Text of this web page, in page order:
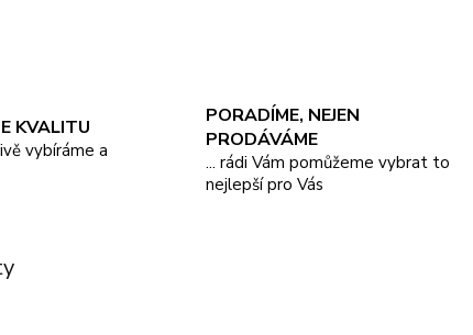
KVALITU
vybíráme a
PORADÍME, NEJEN
PRODÁVÁME
... rádi Vám pomůžeme vybrat to
nejlepší pro Vás